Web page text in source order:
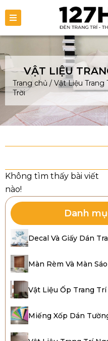
VẬT LIỆU
Trang chủ / Vật Liệu Trang
Trời
Danh
Decal Và Giấy Dán
Màn Rèm Và Màn
Vật Liệu Ốp Trang Trí
Miếng Xốp Dán